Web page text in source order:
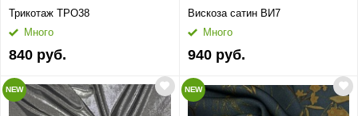
Трикотаж ТРО38
Много
840 руб.
Вискоза сатин ВИ7
Много
940 руб.
NEW NEW